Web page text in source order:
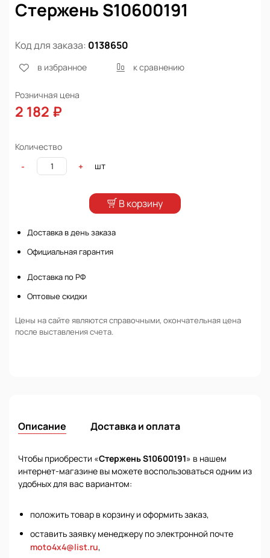
Стержень S10600191
Код для заказа: 0138650
в избранное к сравнению
Розничная цена
2 182 ₽
Количество
-
+ шт
В корзину
Доставка в день заказа
Официальная гарантия
Доставка по РФ
Оптовые скидки
Цены на сайте являются справочными, окончательная цена
после выставления счета.
Описание Доставка и оплата
Чтобы приобрести «Стержень S10600191» в нашем
интернет-магазине вы можете воспользоваться одним из
удобных для вас вариантом:
положить товар в корзину и оформить заказ,
оставить заявку менеджеру по электронной почте
moto4x4@list.ru,